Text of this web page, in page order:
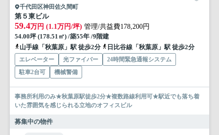
千代田区神田佐久間町
第５東ビル
59.4万円 (1.1万円/坪) 管理/共益費178,200円
54.00坪 (178.51㎡) /築55年 /9階建
山手線「秋葉原」駅 徒歩2分
日比谷線「秋葉原」駅 徒歩2分
エレベーター 光ファイバー
24時間緊急通報システム
駐車2台可
機械警備
事務所利用のみ★秋葉原駅徒歩2分★複数路線利用可★駅近でも落ち着
いた雰囲気を感じられる立地のオフィスビル
募集中の物件